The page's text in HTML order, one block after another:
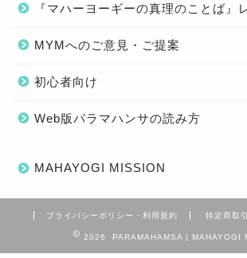
『マハーヨーギーの真理のことば』
MYMへのご意見・ご提案
初心者向け
Web版パラマハンサの読み方
MAHAYOGI MISSION
プライバシーポリシー・利用規約 特定商取
2026 PARAMAHAMSA | MAHAYOGI